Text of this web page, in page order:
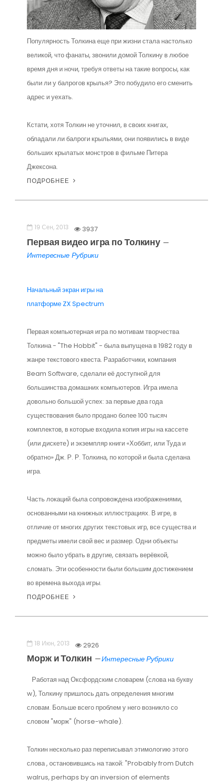
Популярность Толкина еще при жизни стала настолько
великой, что фанаты, звонили домой Толкину в любое
время дня и ночи, требуя ответы на такие вопросы, как
были ли у балрогов крылья? Это побудило его сменить
адрес и уехать.
Кстати, хотя Толкин не уточнил, в своих книгах,
обладали ли балроги крыльями, они появились в виде
больших крылатых монстров в фильме Питера
Джексона.
ПОДРОБНЕЕ
19 Сен, 2013 3937
Первая видео игра по Толкину —
Интересные Рубрики
Начальный экран игры на
платформе ZX Spectrum
Первая компьютерная игра по мотивам творчества
Толкина - "The Hobbit" - была выпущена в 1982 году в
жанре текстового квеста. Разработчики, компания
Beam Software, сделали её доступной для
большинства домашних компьютеров. Игра имела
довольно большой успех: за первые два года
существования было продано более 100 тысяч
комплектов, в которые входила копия игры на кассете
(или дискете) и экземпляр книги «Хоббит, или Туда и
обратно» Дж. Р. Р. Толкина, по которой и была сделана
игра.
Часть локаций была сопровождена изображениями,
основанными на книжных иллюстрациях. В игре, в
отличие от многих других текстовых игр, все существа и
предметы имели свой вес и размер. Одни объекты
можно было убрать в другие, связать верёвкой,
сломать. Эти особенности были большим достижением
во времена выхода игры.
ПОДРОБНЕЕ
18 Июн, 2013 2926
Морж и Толкин —Интересные Рубрики
Работая над Оксфордским словарем (слова на букву
w), Толкину пришлось дать определения многим
словам. Больше всего проблем у него возникло со
словом "морж" (horse-whale).
Толкин несколько раз переписывал этимологию этого
слова , остановившись на такой: "Probably from Dutch
walrus, perhaps by an inversion of elements